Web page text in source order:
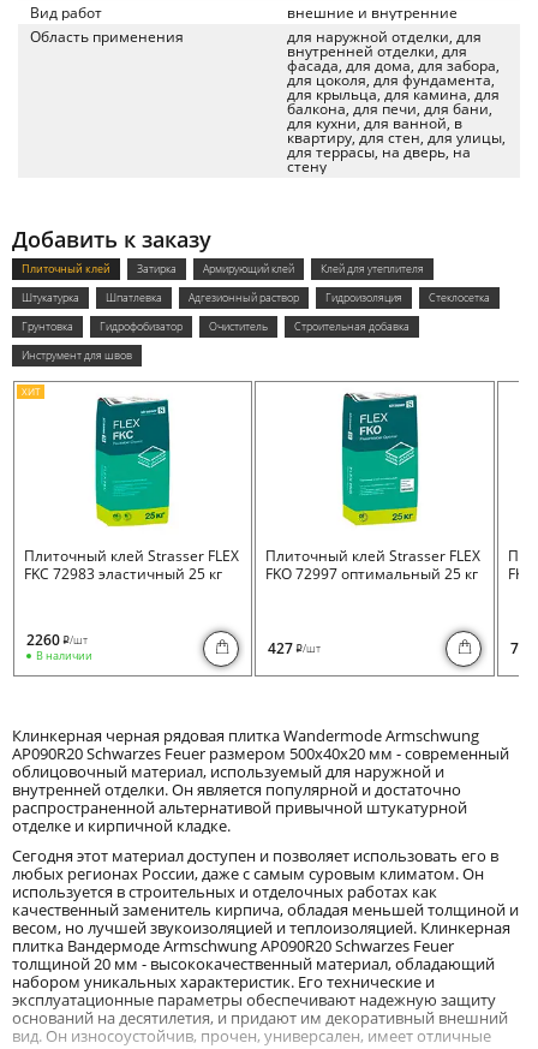
Вид работ
внешние и внутренние
Область применения
для наружной отделки, для
внутренней отделки, для
фасада, для дома, для забора,
для цоколя, для фундамента,
для крыльца, для камина, для
балкона, для печи, для бани,
для кухни, для ванной, в
квартиру, для стен, для улицы,
для террасы, на дверь, на
стену
Добавить к заказу
Плиточный клей Затирка Армирующий клей
Клей для утеплителя
Штукатурка
Шпатлевка Адгезионный раствор Гидроизоляция
Стеклосетка
Грунтовка
Гидрофобизатор Очиститель
Строительная добавка
Инструмент для швов
ХИТ
Плиточный клей Strasser FLEX
FKC 72983 эластичный 25 кг
2260 i/шт
В наличии
Плиточный клей Strasser FLEX
FKO 72997 оптимальный 25 кг
427 i/шт 730
Клинкерная черная рядовая плитка Wandermode Armschwung
AP090R20 Schwarzes Feuer размером 500x40x20 мм - современный
облицовочный материал, используемый для наружной и
внутренней отделки. Он является популярной и достаточно
распространенной альтернативой привычной штукатурной
отделке и кирпичной кладке.
Сегодня этот материал доступен и позволяет использовать его в
любых регионах России, даже с самым суровым климатом. Он
используется в строительных и отделочных работах как
качественный заменитель кирпича, обладая меньшей толщиной и
весом, но лучшей звукоизоляцией и теплоизоляцией. Клинкерная
плитка Вандермоде Armschwung AP090R20 Schwarzes Feuer
толщиной 20 мм - высококачественный материал, обладающий
набором уникальных характеристик. Его технические и
эксплуатационные параметры обеспечивают надежную защиту
оснований на десятилетия, и придают им декоративный внешний
вид. Он износоустойчив, прочен, универсален, имеет отличные